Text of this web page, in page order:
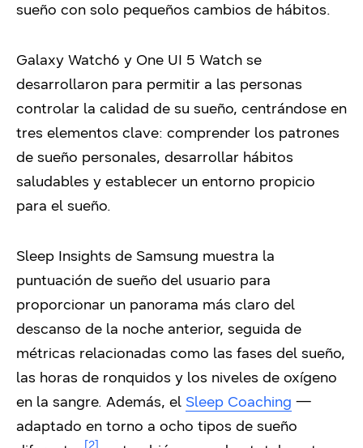
sueño con solo pequeños cambios de hábitos.
Galaxy Watch6 y One UI 5 Watch se
desarrollaron para permitir a las personas
controlar la calidad de su sueño, centrándose en
tres elementos clave: comprender los patrones
de sueño personales, desarrollar hábitos
saludables y establecer un entorno propicio
para el sueño.
Sleep Insights de Samsung muestra la
puntuación de sueño del usuario para
proporcionar un panorama más claro del
descanso de la noche anterior, seguida de
métricas relacionadas como las fases del sueño,
las horas de ronquidos y los niveles de oxígeno
en la sangre. Además, el Sleep Coaching —
adaptado en torno a ocho tipos de sueño